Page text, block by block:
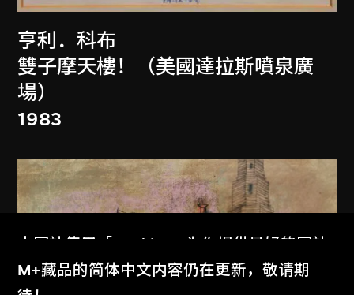
亨利．科布
雙子摩天樓！（美國達拉斯噴泉廣
場）
1983
本网站使用「Cookies」为你提供最好的网站
体验。
M+藏品的简体中文内容仍在更新，敬请期